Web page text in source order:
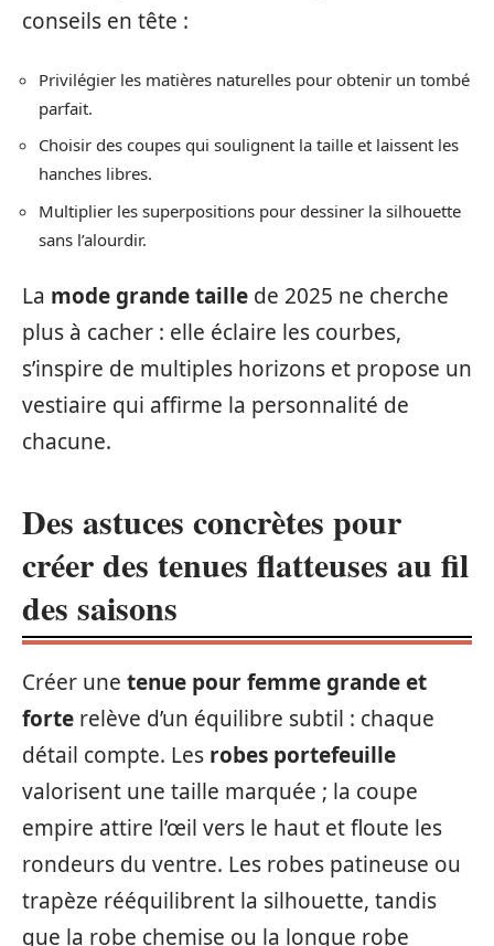
conseils en tête :
Privilégier les matières naturelles pour obtenir un tombé
parfait.
Choisir des coupes qui soulignent la taille et laissent les
hanches libres.
Multiplier les superpositions pour dessiner la silhouette
sans l’alourdir.
La mode grande taille de 2025 ne cherche
plus à cacher : elle éclaire les courbes,
s’inspire de multiples horizons et propose un
vestiaire qui affirme la personnalité de
chacune.
Des astuces concrètes pour
créer des tenues flatteuses au fil
des saisons
Créer une tenue pour femme grande et
forte relève d’un équilibre subtil : chaque
détail compte. Les robes portefeuille
valorisent une taille marquée ; la coupe
empire attire l’œil vers le haut et floute les
rondeurs du ventre. Les robes patineuse ou
trapèze rééquilibrent la silhouette, tandis
que la robe chemise ou la longue robe